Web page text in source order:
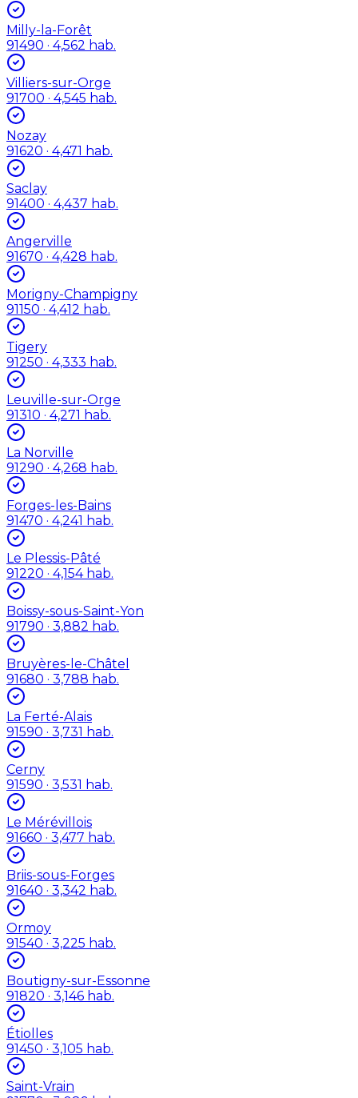
Milly-la-Forêt
91490 · 4,562 hab.
Villiers-sur-Orge
91700 · 4,545 hab.
Nozay
91620 · 4,471 hab.
Saclay
91400 · 4,437 hab.
Angerville
91670 · 4,428 hab.
Morigny-Champigny
91150 · 4,412 hab.
Tigery
91250 · 4,333 hab.
Leuville-sur-Orge
91310 · 4,271 hab.
La Norville
91290 · 4,268 hab.
Forges-les-Bains
91470 · 4,241 hab.
Le Plessis-Pâté
91220 · 4,154 hab.
Boissy-sous-Saint-Yon
91790 · 3,882 hab.
Bruyères-le-Châtel
91680 · 3,788 hab.
La Ferté-Alais
91590 · 3,731 hab.
Cerny
91590 · 3,531 hab.
Le Mérévillois
91660 · 3,477 hab.
Briis-sous-Forges
91640 · 3,342 hab.
Ormoy
91540 · 3,225 hab.
Boutigny-sur-Essonne
91820 · 3,146 hab.
Étiolles
91450 · 3,105 hab.
Saint-Vrain